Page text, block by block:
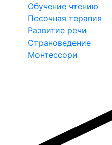
Обучение чтению
Песочная терапия
Развитие речи
Страноведение
Монтессори